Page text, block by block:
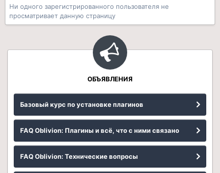
Ни одного зарегистрированного пользователя не
просматривает данную страницу
ОБЪЯВЛЕНИЯ
Базовый курс по установке плагинов
FAQ Oblivion: Плагины и всё, что с ними связано
FAQ Oblivion: Технические вопросы